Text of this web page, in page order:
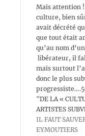
Mais attention
culture, bien
avait décrété
que tout était
qu’au nom
libérateur, il
mais surtout
donc le plus
"DE LA «
ARTISTES
IL FAUT
EYMOUTIERS